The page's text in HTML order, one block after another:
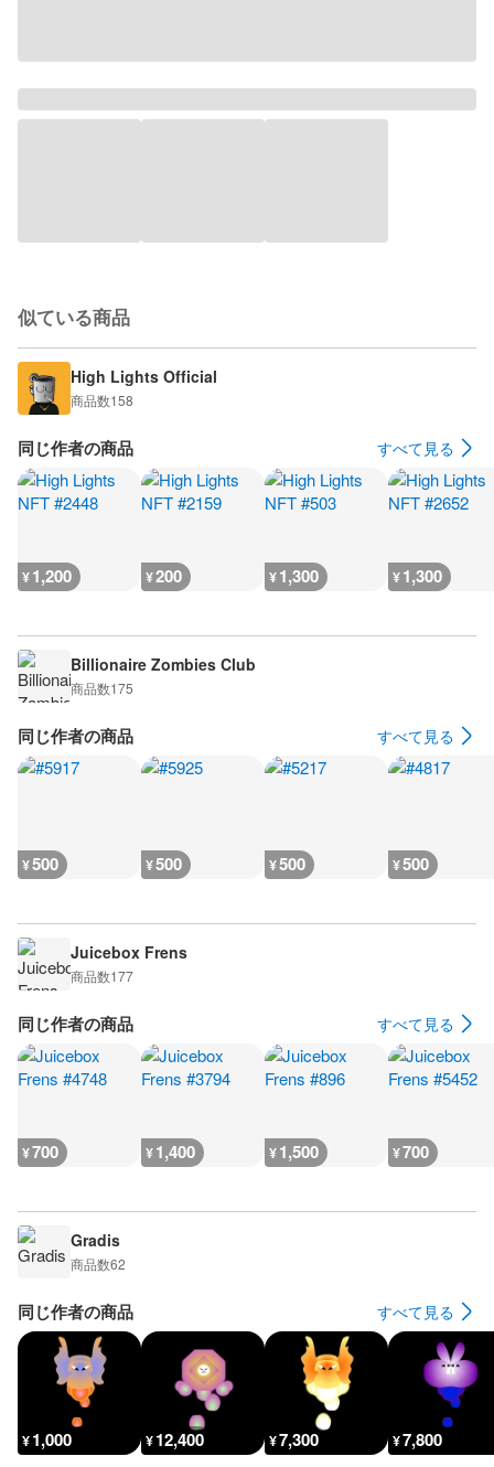
似ている商品
High Lights Official
商品数158
同じ作者の商品 すべて見る
¥1,200 ¥200 ¥1,300 ¥1,300
Billionaire Zombies Club
商品数175
同じ作者の商品 すべて見る
¥500 ¥500 ¥500 ¥500
Juicebox Frens
商品数177
同じ作者の商品 すべて見る
¥700 ¥1,400 ¥1,500 ¥700
Gradis
商品数62
同じ作者の商品 すべて見る
¥1,000 ¥12,400 ¥7,300 ¥7,800